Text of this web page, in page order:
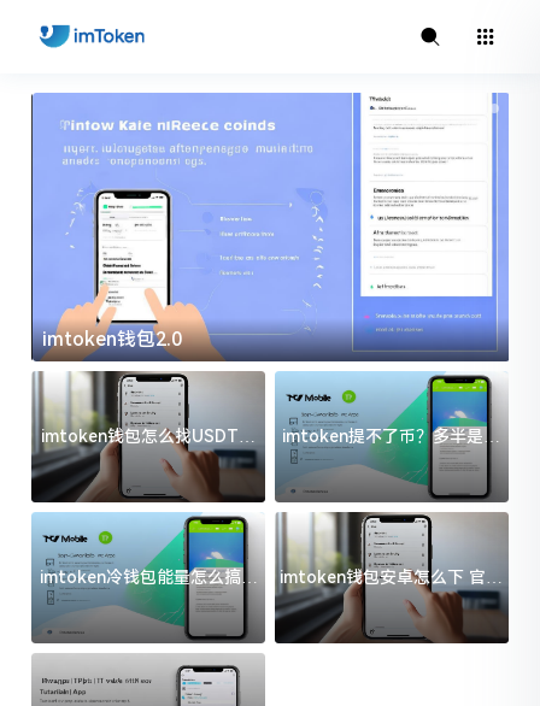
imtoken钱包2.0
imtoken钱包怎么找USDT地
址？三步搞定不踩坑
imtoken提不了币？多半是这
几件事没处理好
imtoken冷钱包能量怎么搞？
过来人告诉你门道
imtoken钱包安卓怎么下 官方
渠道避坑指南